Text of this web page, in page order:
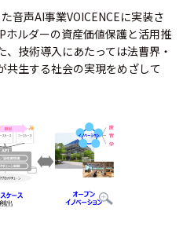
音声AI事業VOICENCEに実装さ
ホルダーの資産価値保護と活用推
技術導入にあたっては法曹界・
共生する社会の実現をめざして